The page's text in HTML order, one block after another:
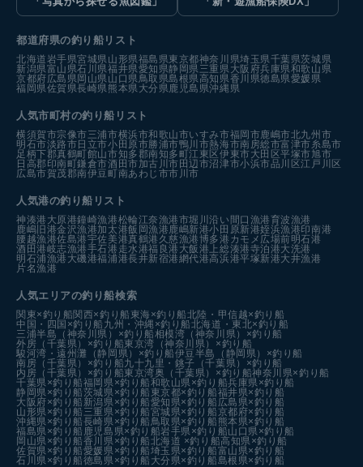
都道府県の釣り船リスト
北海道 岩手県宮城県 山形県福島県東京都神奈川県埼玉県千葉県茨城県
新潟県富山県石川県福井県愛知県静岡県 三重県 大阪府兵庫県和歌山県
京都府広島県岡山県 山口県 鳥取県島根県高知県香川県徳島県愛媛県
福岡県佐賀県長崎県 熊本県 大分県 鹿児島県沖縄県
人気市町村の釣り船リスト
横須賀市宗像市三浦市横浜市和歌山市いすみ市福岡市鹿嶋市北九州市
明石市淡路市日立市小田原市勝浦市鴨川市熱海市南房総市富津市糸島市
足柄下郡真鶴町館山市知多郡南知多町江東区伊東市大田区平塚市旭市
日高郡印南町鎌倉市酒田市加古川市田辺市沼津市小浜市品川区江戸川区
広島市賀茂郡南伊豆町南あわじ市市川市
人気港の釣り船リスト
神湊港 大原港鐘崎漁港松輪江奈漁港市堀川沿い 間口漁港育波漁港
鹿嶋旧港金沢漁港加太港飯岡漁港 鹿嶋新港小田原新港姪浜漁港印南港
腰越漁港佐島港宇佐美港真鶴港 久慈漁港博多港カモメ広場前明石港
酒田港岐志漁港手石港 走水港福良港 大飯港 上総湊港寺泊港大洗港
明石浦漁港 大磯港福浦港長井新宿港網代港高浜港平塚新港大井漁港
片名漁港
人気エリアの釣り船検索
関東×釣り船関西×釣り船 東海×釣り船北陸・甲信越×釣り船
中国・四国×釣り船 九州・沖縄×釣り船北海道・東北×釣り船
三浦半島（神奈川県）×釣り船相模湾（神奈川県）×釣り船
外房（千葉県）×釣り船東京湾（神奈川県）×釣り船
駿河湾・遠州灘（静岡県）×釣り船伊豆半島（静岡県）×釣り船
南房（千葉県）×釣り船九十九里・銚子（千葉県）×釣り船
内房（千葉県）×釣り船東京湾奥（千葉県）×釣り船神奈川県×釣り船
千葉県×釣り船福岡県×釣り船和歌山県×釣り船兵庫県×釣り船
静岡県×釣り船茨城県×釣り船 東京都×釣り船福井県×釣り船
大阪府×釣り船 新潟県×釣り船愛知県×釣り船 広島県×釣り船
山形県×釣り船 三重県×釣り船宮城県×釣り船京都府×釣り船
沖縄県×釣り船長崎県×釣り船 鳥取県×釣り船 熊本県×釣り船
福島県×釣り船 鹿児島県×釣り船岩手県×釣り船山口県×釣り船
岡山県×釣り船香川県×釣り船北海道 ×釣り船高知県×釣り船
佐賀県×釣り船愛媛県×釣り船埼玉県×釣り船富山県×釣り船
石川県×釣り船徳島県×釣り船 大分県×釣り船島根県×釣り船